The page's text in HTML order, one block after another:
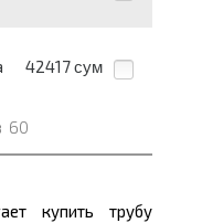
42417 сум
60
купить трубу